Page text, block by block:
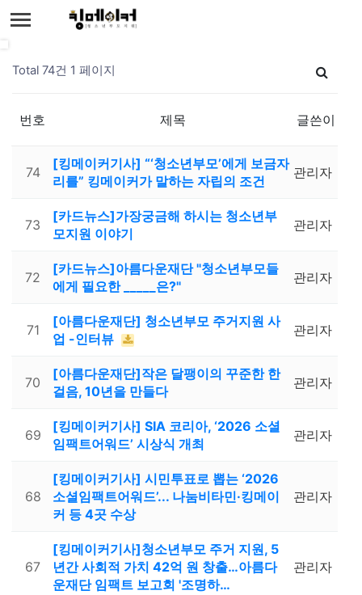
Total 74건 1 페이지
번호 제목 글쓴이
74
[킹메이커기사] “‘청소년부모’에게 보금자
리를” 킹메이커가 말하는 자립의 조건
관리자
73
[카드뉴스]가장궁금해 하시는 청소년부
모지원 이야기
관리자
72
[카드뉴스]아름다운재단 "청소년부모들
에게 필요한 _____은?"
관리자
71
[아름다운재단] 청소년부모 주거지원 사
업 -인터뷰
관리자
70
[아름다운재단]작은 달팽이의 꾸준한 한
걸음, 10년을 만들다
관리자
69
[킹메이커기사] SIA 코리아, ‘2026 소셜
임팩트어워드’ 시상식 개최
관리자
68
[킹메이커기사] 시민투표로 뽑는 ‘2026
소셜임팩트어워드’... 나눔비타민·킹메이
커 등 4곳 수상
관리자
67
[킹메이커기사]청소년부모 주거 지원, 5
년간 사회적 가치 42억 원 창출…아름다
운재단 임팩트 보고회 '조명하…
관리자